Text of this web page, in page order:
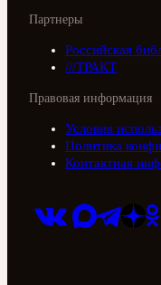
Партнеры
Российская
///ТРАКТ
Правовая информация
Условия
Политика
Контактная